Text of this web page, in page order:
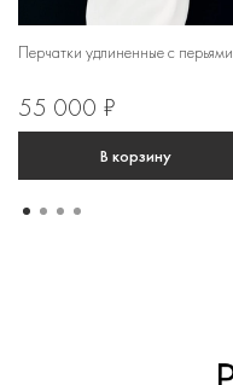
Перчатки удлиненные с перьями
55 000 ₽
В корзину